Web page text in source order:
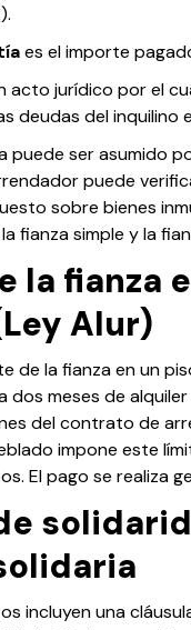
es el importe
acto jurídico por el
deudas del inquilino
puede ser asumido
puede
sobre bienes
fianza simple y la
la fianza
Alur)
de la fianza en un
dos meses de
del contrato de
impone este
El pago se realiza
incluyen una